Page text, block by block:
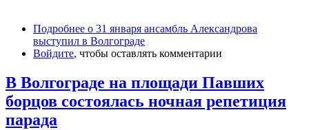
Подробнее о 31 января ансамбль Александрова
выступил в Волгограде
Войдите, чтобы оставлять комментарии
В Волгограде на площади Павших
борцов состоялась ночная репетиция
парада